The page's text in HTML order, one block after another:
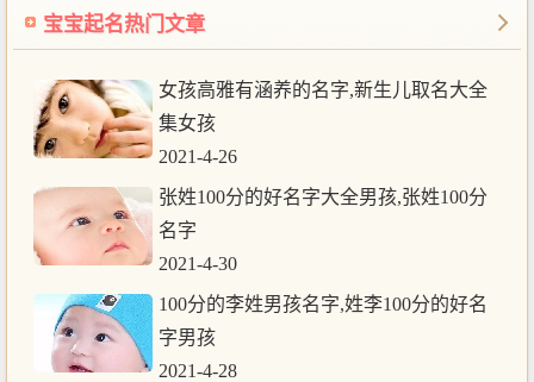
宝宝起名热门文章
女孩高雅有涵养的名字,新生儿取名大全
集女孩
2021-4-26
张姓100分的好名字大全男孩,张姓100分
名字
2021-4-30
100分的李姓男孩名字,姓李100分的好名
字男孩
2021-4-28